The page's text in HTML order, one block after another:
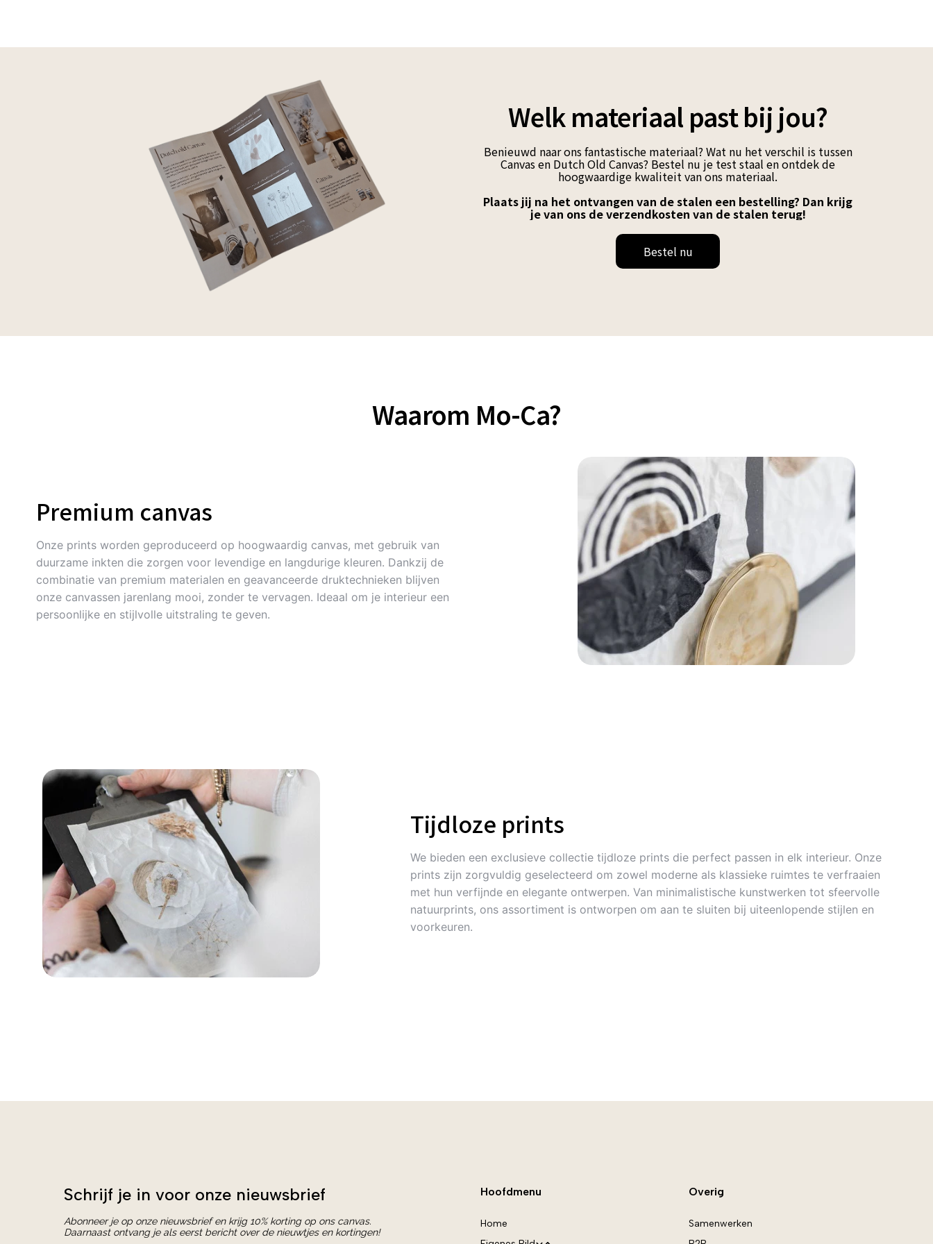
Welk materiaal past bij jou?
Benieuwd naar ons fantastische materiaal? Wat nu het verschil is tussen
Canvas en Dutch Old Canvas? Bestel nu je test staal en ontdek de
hoogwaardige kwaliteit van ons materiaal.
Plaats jij na het ontvangen van de stalen een bestelling? Dan krijg
je van ons de verzendkosten van de stalen terug!
Bestel nu
Waarom Mo-Ca?
Premium canvas
Onze prints worden geproduceerd op hoogwaardig canvas, met gebruik van
duurzame inkten die zorgen voor levendige en langdurige kleuren. Dankzij de
combinatie van premium materialen en geavanceerde druktechnieken blijven
onze canvassen jarenlang mooi, zonder te vervagen. Ideaal om je interieur een
persoonlijke en stijlvolle uitstraling te geven.
Tijdloze prints
We bieden een exclusieve collectie tijdloze prints die perfect passen in elk interieur. Onze
prints zijn zorgvuldig geselecteerd om zowel moderne als klassieke ruimtes te verfraaien
met hun verfijnde en elegante ontwerpen. Van minimalistische kunstwerken tot sfeervolle
natuurprints, ons assortiment is ontworpen om aan te sluiten bij uiteenlopende stijlen en
voorkeuren.
Schrijf je in voor onze nieuwsbrief
Abonneer je op onze nieuwsbrief en krijg 10% korting op ons canvas.
Daarnaast ontvang je als eerst bericht over de nieuwtjes en kortingen!
Hoofdmenu
Home
Overig
Samenwerken